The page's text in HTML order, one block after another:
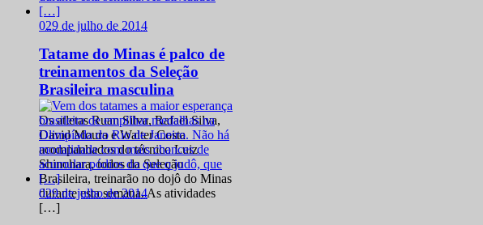
029 de julho de 2014
Tatame do Minas é palco de
treinamentos da Seleção
Brasileira masculina
Os atletas Ruan Silva, Rafael Silva,
David Moura e Walter Costa
acompanhados do técnico Luiz
Shinohara, todos da Seleção
Brasileira, treinarão no dojô do Minas
durante esta semana. As atividades
[…]
029 de julho de 2014